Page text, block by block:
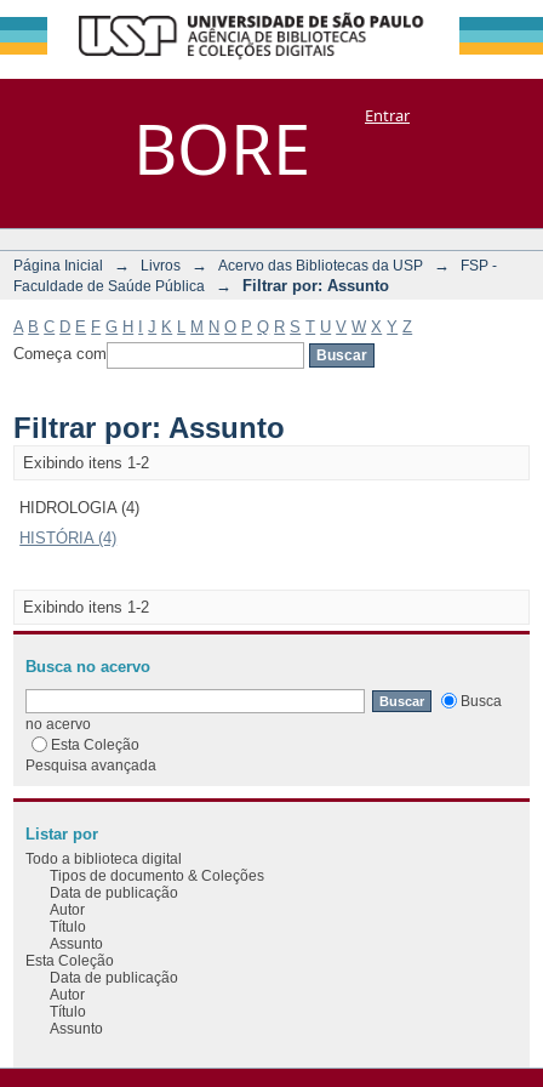
BORE
Filtrar por:
Assunto
DSpace/Manakin + CoriscoEntrar
Página Inicial → Livros → Acervo das Bibliotecas da USP →
FSP -
Faculdade de Saúde Pública
→ Filtrar por: Assunto
A B C D E F G H J K M N O P Q R S T U V W X Y Z
Começa com
Filtrar por: Assunto
Exibindo itens 1-2
HIDROLOGIA (4)
HISTÓRIA (4)
Exibindo itens 1-2
Busca no acervo
Busca
no acervo
Esta Coleção
Pesquisa avançada
Listar por
Todo a biblioteca digital
Tipos de documento & Coleções
Data de publicação
Autor
Título
Assunto
Esta Coleção
Data de publicação
Autor
Título
Assunto